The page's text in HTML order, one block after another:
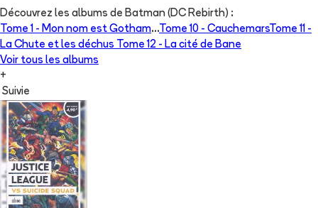
Découvrez les albums de Batman (DC Rebirth) :
Tome 1 - Mon nom est Gotham...Tome 10 - CauchemarsTome 11 -
La Chute et les déchus Tome 12 - La cité de Bane
Voir tous les albums
+
Suivie